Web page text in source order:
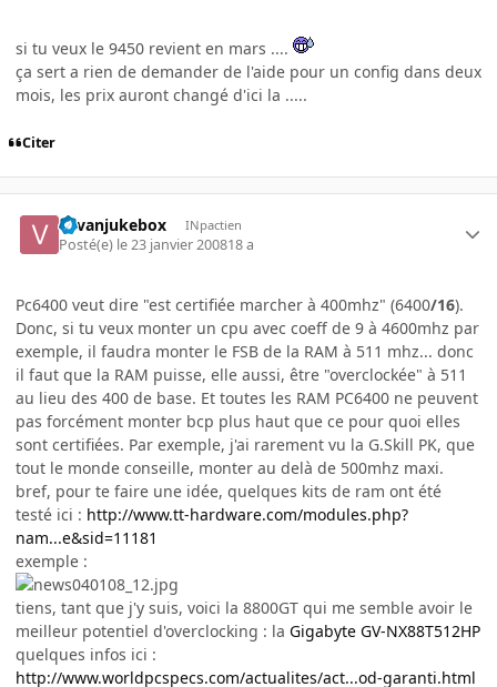
si tu veux le 9450 revient en mars ....
ça sert a rien de demander de l'aide pour un config dans deux
mois, les prix auront changé d'ici la .....
Citer
vavanjukebox INpactien
Posté(e) le 23 janvier 200818 a
Pc6400 veut dire "est certifiée marcher à 400mhz" (6400/16).
Donc, si tu veux monter un cpu avec coeff de 9 à 4600mhz par
exemple, il faudra monter le FSB de la RAM à 511 mhz... donc
il faut que la RAM puisse, elle aussi, être "overclockée" à 511
au lieu des 400 de base. Et toutes les RAM PC6400 ne peuvent
pas forcément monter bcp plus haut que ce pour quoi elles
sont certifiées. Par exemple, j'ai rarement vu la G.Skill PK, que
tout le monde conseille, monter au delà de 500mhz maxi.
bref, pour te faire une idée, quelques kits de ram ont été
testé ici : http://www.tt-hardware.com/modules.php?
nam...e&sid=11181
exemple :
tiens, tant que j'y suis, voici la 8800GT qui me semble avoir le
meilleur potentiel d'overclocking : la Gigabyte GV-NX88T512HP
quelques infos ici :
http://www.worldpcspecs.com/actualites/act...od-garanti.html